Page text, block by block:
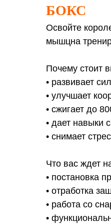
БОКС
Освойте
мышцна
Почему стоит
• развивает
• улучшает
• сжигает до
• дает навыки
• снимает
Что вас ждет
• постановка
• отработка
• работа со
•